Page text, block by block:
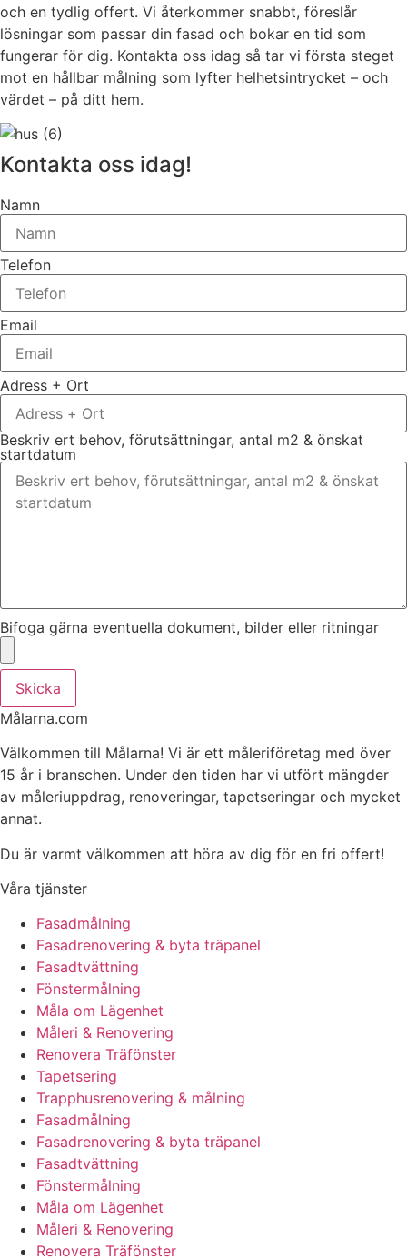
och en tydlig offert. Vi återkommer snabbt, föreslår
lösningar som passar din fasad och bokar en tid som
fungerar för dig. Kontakta oss idag så tar vi första steget
mot en hållbar målning som lyfter helhetsintrycket – och
värdet – på ditt hem.
Kontakta oss idag!
Namn
Telefon
Email
Adress + Ort
Beskriv ert behov, förutsättningar, antal m2 & önskat
startdatum
Bifoga gärna eventuella dokument, bilder eller ritningar
Skicka
Målarna.com
Välkommen till Målarna! Vi är ett måleriföretag med över
15 år i branschen. Under den tiden har vi utfört mängder
av måleriuppdrag, renoveringar, tapetseringar och mycket
annat.
Du är varmt välkommen att höra av dig för en fri offert!
Våra tjänster
Fasadmålning
Fasadrenovering & byta träpanel
Fasadtvättning
Fönstermålning
Måla om Lägenhet
Måleri & Renovering
Renovera Träfönster
Tapetsering
Trapphusrenovering & målning
Fasadmålning
Fasadrenovering & byta träpanel
Fasadtvättning
Fönstermålning
Måla om Lägenhet
Måleri & Renovering
Renovera Träfönster